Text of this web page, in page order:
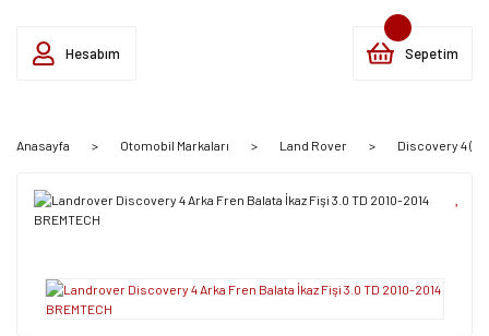
Hesabım Sepetim
Anasayfa Otomobil Markaları Land Rover Discovery 4